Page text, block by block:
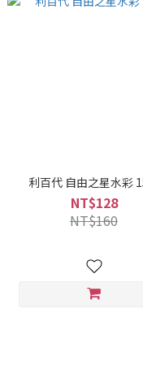
利百代 自由之星水彩
NT$128
NT$160